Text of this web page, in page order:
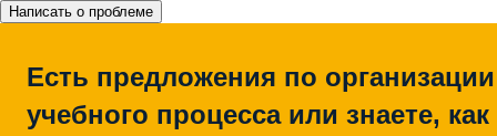
Написать о проблеме
Есть предложения по организации
учебного процесса или знаете, как